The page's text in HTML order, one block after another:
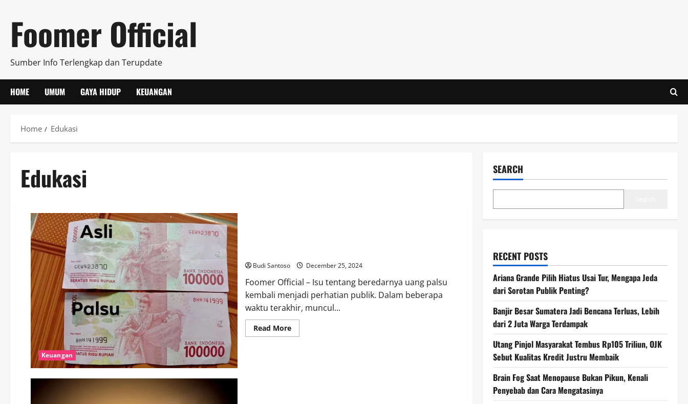
content
Foomer Official
Sumber Info Terlengkap dan Terupdate
HOME UMUM GAYA HIDUP KEUANGAN
Home Edukasi
Edukasi
Keuangan
Budi Santoso December 25, 2024
Foomer Official – Isu tentang beredarnya uang palsu
kembali menjadi perhatian publik. Dalam beberapa
waktu terakhir, muncul...
Read MoreRead
more
SEARCH
RECENT POSTS
Ariana Grande Pilih Hiatus Usai Tur, Mengapa Jeda
dari Sorotan Publik Penting?
Banjir Besar Sumatera Jadi Bencana Terluas, Lebih
dari 2 Juta Warga Terdampak
Utang Pinjol Masyarakat Tembus Rp105 Triliun, OJK
Sebut Kualitas Kredit Justru Membaik
Brain Fog Saat Menopause Bukan Pikun, Kenali
Penyebab dan Cara Mengatasinya